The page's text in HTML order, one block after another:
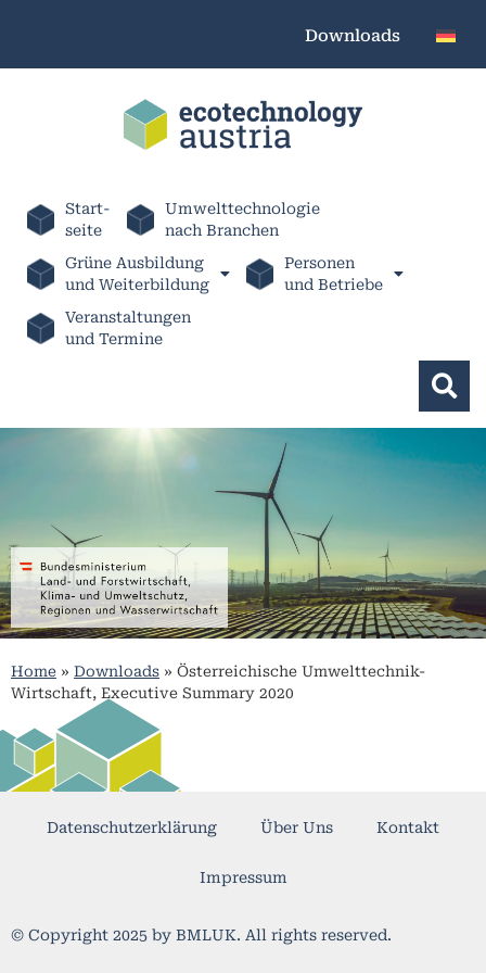
Downloads
Start-
seite
Umwelttechnologie
nach Branchen
Grüne Ausbildung
und Weiterbildung
Personen
und Betriebe
Veranstaltungen
und Termine
Home » Downloads » Österreichische Umwelttechnik-
Wirtschaft, Executive Summary 2020
© Copyright 2025 by BMLUK. All rights reserved.
Datenschutzerklärung Über Uns Kontakt
Impressum